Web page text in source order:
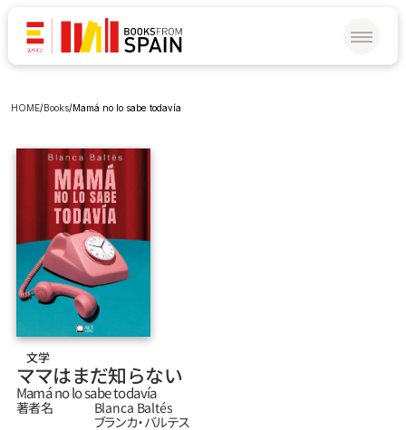
HOME/Books/Mamá no lo sabe todavía
文学
ママはまだ知らない
Mamá no lo sabe todavía
著者名
Blanca Baltés
ブランカ‧バルテス